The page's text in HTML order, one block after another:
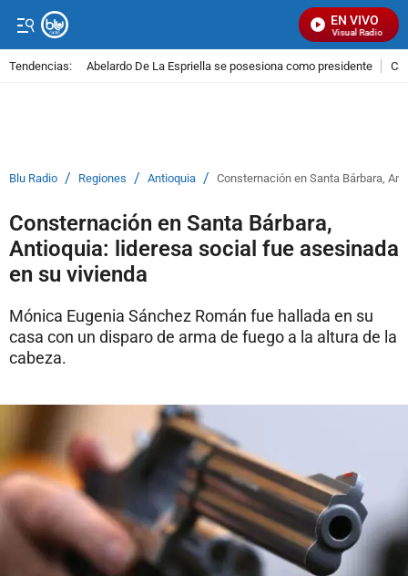
EN VIVO
Señal Visual Radio
Tendencias: Abelardo De La Espriella se posesiona como presidente
Blu Radio / Regiones / Antioquia / Consternación en Santa Bárbara,
Consternación en Santa Bárbara,
Antioquia: lideresa social fue asesinada
en su vivienda
Mónica Eugenia Sánchez Román fue hallada en su
casa con un disparo de arma de fuego a la altura de la
cabeza.